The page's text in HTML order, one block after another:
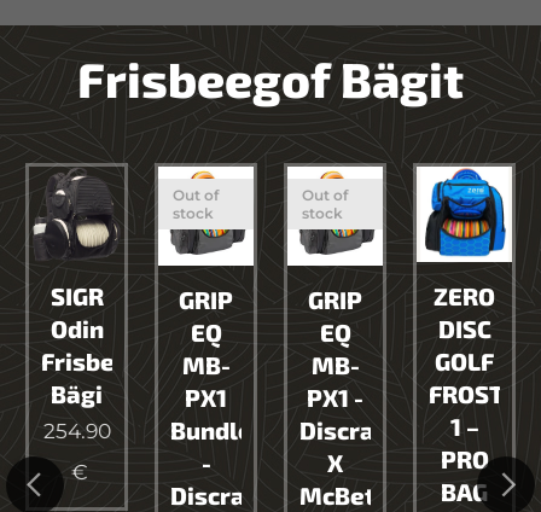
Frisbeegof Bägit
SIGR
Odin
Frisbeegolf
Bägi
254.90
€
GRIP
EQ
MB-
PX1
Bundle
-
Discraft
Out of
stock
GRIP
EQ
MB-
PX1 -
Discraft
X
McBeth
Out of
stock
ZERO
DISC
GOLF
FROSTY-
1 –
PRO
BAG